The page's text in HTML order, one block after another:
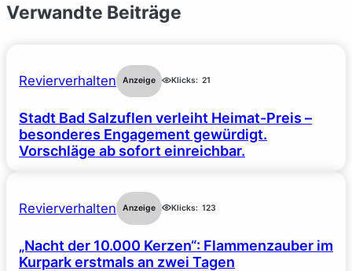
Verwandte Beiträge
Revierverhalten Anzeige Klicks: 21
Stadt Bad Salzuflen verleiht Heimat-Preis –
besonderes Engagement gewürdigt.
Vorschläge ab sofort einreichbar.
Revierverhalten Anzeige Klicks: 123
„Nacht der 10.000 Kerzen“: Flammenzauber im
Kurpark erstmals an zwei Tagen